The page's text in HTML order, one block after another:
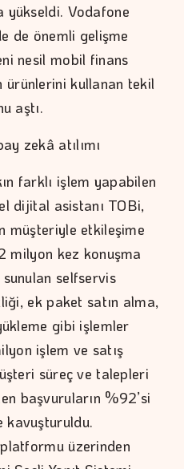
Vodafone
de önemli gelişme
nesil mobil finans
ürünlerini kullanan tekil
aştı.
zekâ atılımı
farklı işlem yapabilen
dijital asistanı TOBi,
müşteriyle etkileşime
milyon kez konuşma
selfservis
ek paket satın alma,
gibi işlemler
işlem ve satış
süreç ve talepleri
başvuruların %92’si
kavuşturuldu.
üzerinden